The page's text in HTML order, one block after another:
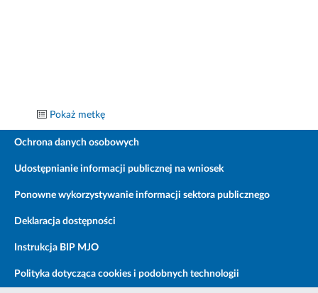
Pokaż metkę
Ochrona danych osobowych
Udostępnianie informacji publicznej na wniosek
Ponowne wykorzystywanie informacji sektora publicznego
Deklaracja dostępności
Instrukcja BIP MJO
Polityka dotycząca cookies i podobnych technologii